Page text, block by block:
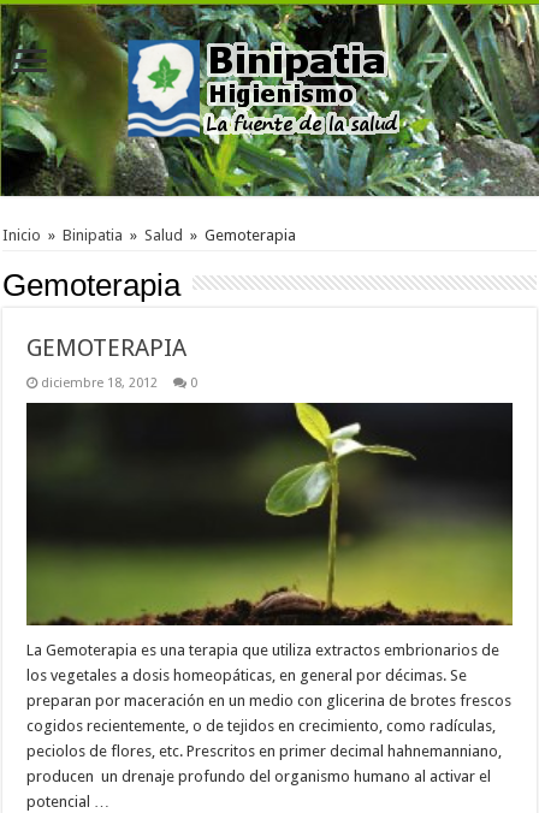
Inicio » Binipatia » Salud » Gemoterapia
Gemoterapia
GEMOTERAPIA
diciembre 18, 2012 0
La Gemoterapia es una terapia que utiliza extractos embrionarios de
los vegetales a dosis homeopáticas, en general por décimas. Se
preparan por maceración en un medio con glicerina de brotes frescos
cogidos recientemente, o de tejidos en crecimiento, como radículas,
peciolos de flores, etc. Prescritos en primer decimal hahnemanniano,
producen un drenaje profundo del organismo humano al activar el
potencial …